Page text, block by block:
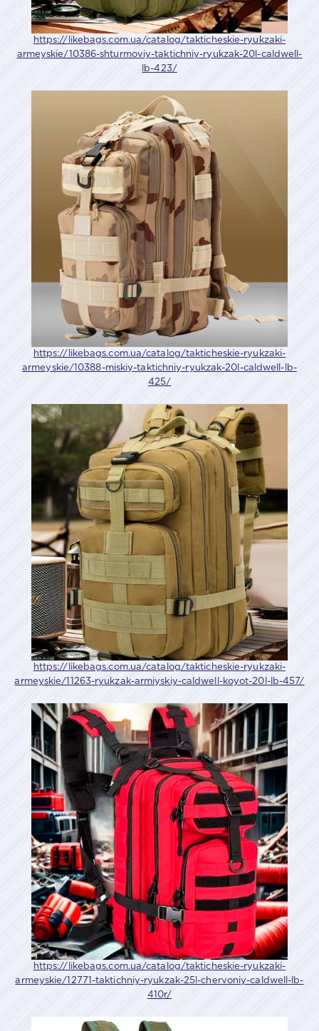
https://likebags.com.ua/catalog/takticheskie-ryukzaki-
armeyskie/10386-shturmoviy-taktichniy-ryukzak-20l-caldwell-
lb-423/
https://likebags.com.ua/catalog/takticheskie-ryukzaki-
armeyskie/10388-miskiy-taktichniy-ryukzak-20l-caldwell-lb-
425/
https://likebags.com.ua/catalog/takticheskie-ryukzaki-
armeyskie/11263-ryukzak-armiyskiy-caldwell-koyot-20l-lb-457/
https://likebags.com.ua/catalog/takticheskie-ryukzaki-
armeyskie/12771-taktichniy-ryukzak-25l-chervoniy-caldwell-lb-
410r/